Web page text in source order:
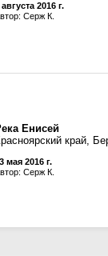
августа 2016 г.
Серж К.
Енисей
край,
мая 2016 г.
Серж К.